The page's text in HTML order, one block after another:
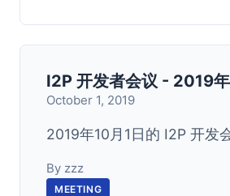
I2P 开发者会议 - 2019
October 1, 2019
2019年10月1日的 I2P 开发
By zzz
MEETING